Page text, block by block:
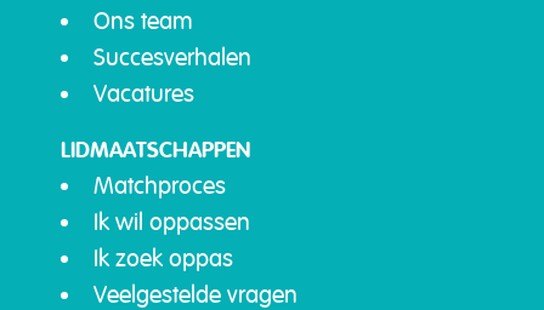
Ons team
Succesverhalen
Vacatures
LIDMAATSCHAPPEN
Matchproces
Ik wil oppassen
Ik zoek oppas
Veelgestelde vragen